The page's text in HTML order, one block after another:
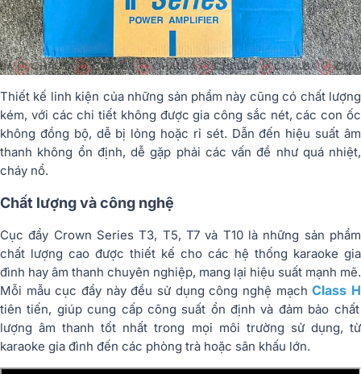
Thiết kế linh kiện của những sản phẩm này cũng có chất lượng
kém, với các chi tiết không được gia công sắc nét, các con ốc
không đồng bộ, dễ bị lỏng hoặc rỉ sét. Dẫn đến hiệu suất âm
thanh không ổn định, dễ gặp phải các vấn đề như quá nhiệt,
cháy nổ.
Chất lượng và công nghệ
Cục đẩy Crown Series T3, T5, T7 và T10 là những sản phẩm
chất lượng cao được thiết kế cho các hệ thống karaoke gia
đình hay âm thanh chuyên nghiệp, mang lại hiệu suất mạnh mẽ.
Mỗi mẫu cục đẩy này đều sử dụng công nghệ mạchClass H
tiên tiến, giúp cung cấp công suất ổn định và đảm bảo chất
lượng âm thanh tốt nhất trong mọi môi trường sử dụng, từ
karaoke gia đình đến các phòng trà hoặc sân khấu lớn.